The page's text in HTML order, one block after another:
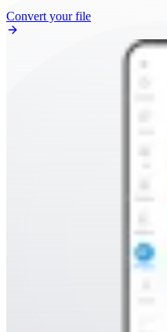
Convert your file